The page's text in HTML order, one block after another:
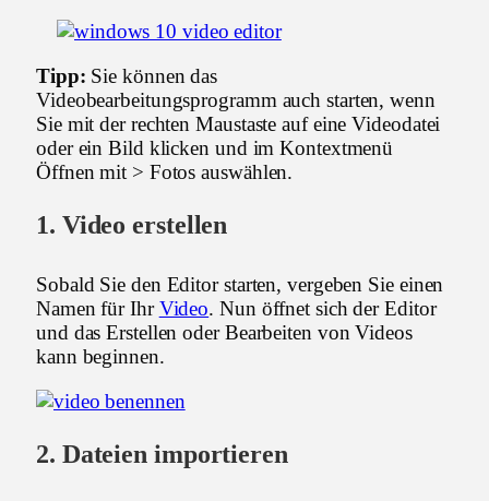
Tipp: Sie können das
Videobearbeitungsprogramm auch starten, wenn
Sie mit der rechten Maustaste auf eine Videodatei
oder ein Bild klicken und im Kontextmenü
Öffnen mit > Fotos auswählen.
1. Video erstellen
Sobald Sie den Editor starten, vergeben Sie einen
Namen für IhrVideo. Nun öffnet sich der Editor
und das Erstellen oder Bearbeiten von Videos
kann beginnen.
2. Dateien importieren